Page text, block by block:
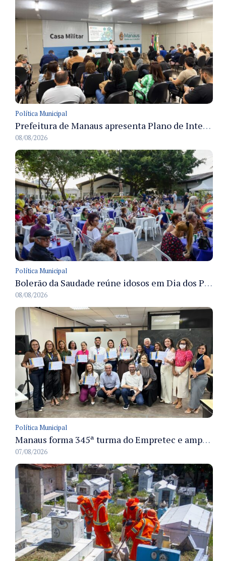
Política Municipal
Prefeitura de Manaus apresenta Plano de Integridade da CGM e qualifica servidores para governança e conformidade no biênio 2027-2028
08/08/2026
Política Municipal
Bolerão da Saudade reúne idosos em Dia dos Pais promovido pela Fundação Dr. Thomas em Manaus
08/08/2026
Política Municipal
Manaus forma 345ª turma do Empretec e amplia qualificação de empreendedores na cidade
07/08/2026